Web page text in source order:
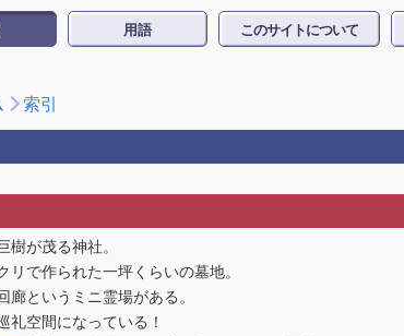
用語 このサイトについて
索引
樹が茂る神社。
リで作られた一坪くらいの墓地。
廊というミニ霊場がある。
礼空間になっている！